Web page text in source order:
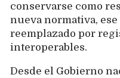
conservarse como
nueva normativa,
reemplazado por
interoperables.
Desde el Gobierno